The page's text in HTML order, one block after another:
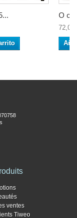
O
72,00
ventes
Tiweo